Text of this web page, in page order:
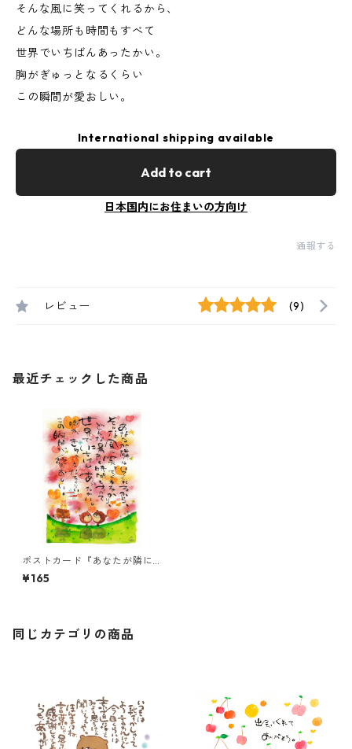
そんな風に笑ってくれるから、
どんな場所も時間もすべて
世界でいちばんあったかい。
胸がぎゅっとなるくらい
この瞬間が愛おしい。
International shipping available
Add to cart
日本国内にお住まいの方向け
通報する
レビュー (9)
最近チェックした商品
ポストカード『あなたが隣に
いてくれるから、・・・』
¥165
同じカテゴリの商品